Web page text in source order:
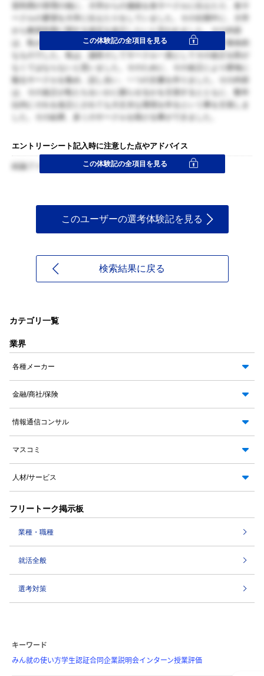
室利用の管理の他に、大学からの連絡を各サークルに伝えたり、各サ
ークルの要望を大学に伝えたりをしていました。その任期中に、大学
から教室利用に関する規定を改正したいと言われました。その内容
は、私が所属していたサークルを含む多くのサークルにとって致命的
なものでした。私は、議長そしてサークル一員としてその改正を防が
なくてはならないと思いました。そのために、その改正により窮地に
陥るサークルを集め、話し合い、一つの文書を作りました。その内容
は、その改正が私たちをいかに困らせるかを主張するとともに、数年
以内にそれを改正にされても大丈夫な環境を作るという事を主張しま
した。その結果、多くのサークルを助ける事ができました。
この体験記の全項目を見る
エントリーシート記入時に注意した点やアドバイス
結論ファーストで書くようにした
この体験記の全項目を見る
このユーザーの選考体験記を見る
検索結果に戻る
カテゴリ一覧
業界
各種メーカー
金融/商社/保険
情報通信コンサル
マスコミ
人材/サービス
フリートーク掲示板
業種・職種
就活全般
選考対策
キーワード
みん就の使い方学生認証合同企業説明会インターン授業評価